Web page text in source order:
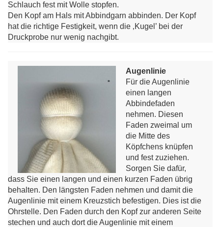
Schlauch fest mit Wolle stopfen.
Den Kopf am Hals mit Abbindgarn abbinden. Der Kopf
hat die richtige Festigkeit, wenn die ‚Kugel’ bei der
Druckprobe nur wenig nachgibt.
Augenlinie
Für die Augenlinie
einen langen
Abbindefaden
nehmen. Diesen
Faden zweimal um
die Mitte des
Köpfchens knüpfen
und fest zuziehen.
Sorgen Sie dafür,
dass Sie einen langen und einen kurzen Faden übrig
behalten. Den längsten Faden nehmen und damit die
Augenlinie mit einem Kreuzstich befestigen. Dies ist die
Ohrstelle. Den Faden durch den Kopf zur anderen Seite
stechen und auch dort die Augenlinie mit einem